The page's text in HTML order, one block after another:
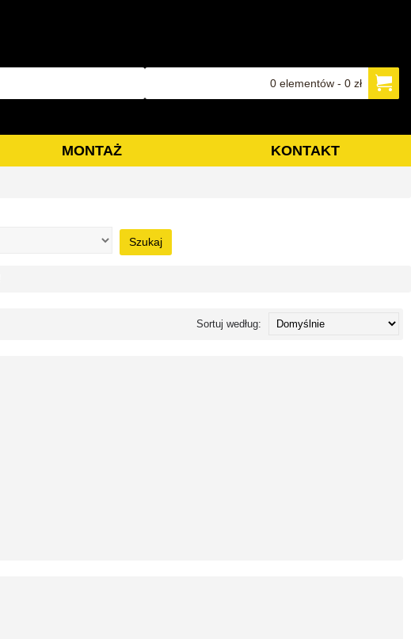
0 elementów - 0 zł
MONTAŻ KONTAKT
Szukaj
Sortuj według: